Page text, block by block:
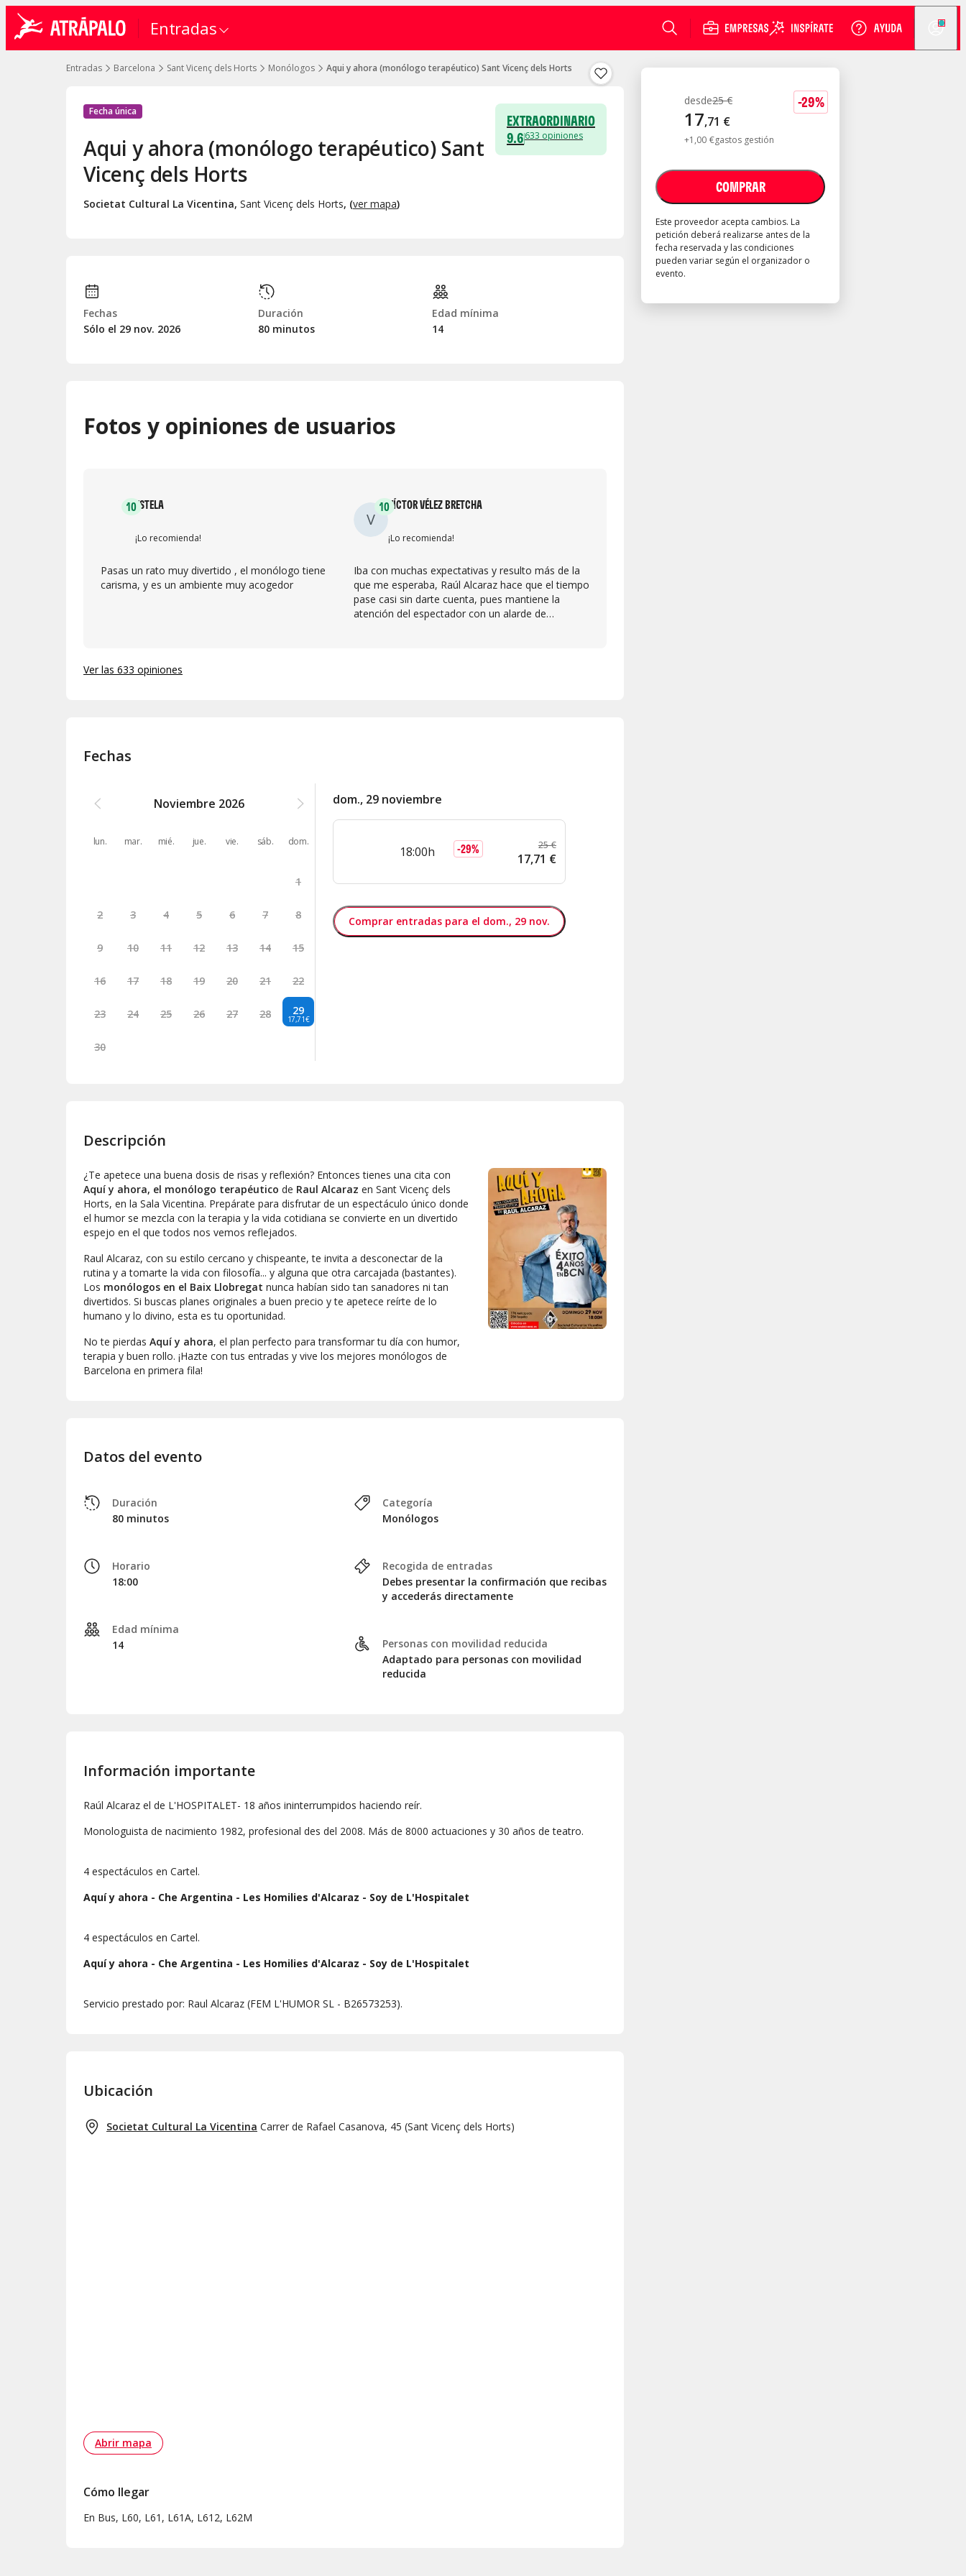
Entradas
Entradas Barcelona Sant Vicenç dels Horts Monólogos Aqui y ahora (monólogo terapéutico) Sant Vicenç dels Horts
-29%
desde25 €
17,71 €
+1 ,00 €gastos gestión
COMPRAR
Este proveedor acepta cambios. La
petición deberá realizarse antes de la
fecha reservada y las condiciones
pueden variar según el organizador o
evento.
Fecha única
Aqui y ahora (monólogo terapéutico) Sant
Vicenç dels Horts
Societat Cultural La Vicentina, Sant Vicenç dels Horts, (ver mapa)
EXTRAORDINARIO
9.6633 opiniones
Fechas
Sólo el 29 nov. 2026
Duración
80 minutos
Edad mínima
14
Fotos y opiniones de usuarios
10ESTELA
¡Lo recomienda!
Pasas un rato muy divertido , el monólogo tiene
carisma, y es un ambiente muy acogedor
V
10VÍCTOR VÉLEZ BRETCHA
¡Lo recomienda!
Iba con muchas expectativas y resulto más de la
que me esperaba, Raúl Alcaraz hace que el tiempo
pase casi sin darte cuenta, pues mantiene la
atención del espectador con un alarde de
Ver las 633 opiniones
Fechas
Noviembre 2026
lun. mar. mié. jue. vie. sáb. dom.
1
2 3 4 5 6 7 8
9 10 11 12 13 14 15
16 17 18 19 20 21 22
23 24 25 26 27 28 29
17,71€
30
dom., 29 noviembre
18:00h -29% 25 €
17,71 €
Comprar entradas para el dom., 29 nov.
Descripción
¿Te apetece una buena dosis de risas y reflexión? Entonces tienes una cita con
Aquí y ahora, el monólogo terapéutico de Raul Alcaraz en Sant Vicenç dels
Horts, en la Sala Vicentina. Prepárate para disfrutar de un espectáculo único donde
el humor se mezcla con la terapia y la vida cotidiana se convierte en un divertido
espejo en el que todos nos vemos reflejados.
Raul Alcaraz, con su estilo cercano y chispeante, te invita a desconectar de la
rutina y a tomarte la vida con filosofía... y alguna que otra carcajada (bastantes).
Los monólogos en el Baix Llobregat nunca habían sido tan sanadores ni tan
divertidos. Si buscas planes originales a buen precio y te apetece reírte de lo
humano y lo divino, esta es tu oportunidad.
No te pierdas Aquí y ahora, el plan perfecto para transformar tu día con humor,
terapia y buen rollo. ¡Hazte con tus entradas y vive los mejores monólogos de
Barcelona en primera fila!
Datos del evento
Duración
80 minutos
Horario
18:00
Edad mínima
14
Categoría
Monólogos
Recogida de entradas
Debes presentar la confirmación que recibas
y accederás directamente
Personas con movilidad reducida
Adaptado para personas con movilidad
reducida
Información importante
Raúl Alcaraz el de L'HOSPITALET- 18 años ininterrumpidos haciendo reír.
Monologuista de nacimiento 1982, profesional des del 2008. Más de 8000 actuaciones y 30 años de teatro.
4 espectáculos en Cartel.
Aquí y ahora - Che Argentina - Les Homilies d'Alcaraz - Soy de L'Hospitalet
4 espectáculos en Cartel.
Aquí y ahora - Che Argentina - Les Homilies d'Alcaraz - Soy de L'Hospitalet
Servicio prestado por: Raul Alcaraz (FEM L'HUMOR SL - B26573253).
Ubicación
Societat Cultural La Vicentina Carrer de Rafael Casanova, 45 (Sant Vicenç dels Horts)
Abrir mapa
Cómo llegar
En Bus, L60, L61, L61A, L612, L62M